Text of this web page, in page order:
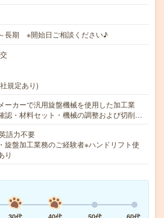
長期 ※開始日ご相談ください♪
規定あり)
ーカーで汎用旋盤機械を使用した加工業
認・材料セット・機械の調整および切削…
語力不要
旋盤加工業務のご経験者※ハンドリフト使
り